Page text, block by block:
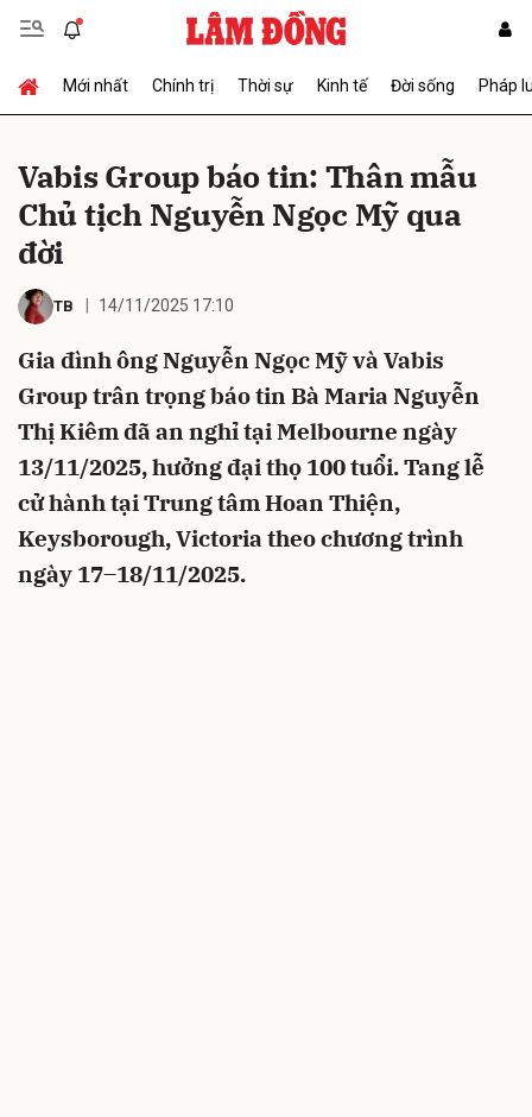
Mới nhất Chính trị Thời sự Kinh tế Đời sống Pháp
Vabis Group báo tin: Thân mẫu
Chủ tịch Nguyễn Ngọc Mỹ qua
đời
TB 14/11/2025 17:10
Gia đình ông Nguyễn Ngọc Mỹ và Vabis
Group trân trọng báo tin Bà Maria Nguyễn
Thị Kiêm đã an nghỉ tại Melbourne ngày
13/11/2025, hưởng đại thọ 100 tuổi. Tang lễ
cử hành tại Trung tâm Hoan Thiện,
Keysborough, Victoria theo chương trình
ngày 17–18/11/2025.
Gửi bình luận
Hủy